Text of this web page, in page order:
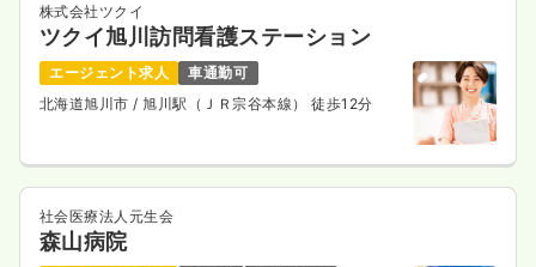
気になる
株式会社ツクイ
ツクイ旭川訪問看護ステーション
エージェント求人
車通勤可
北海道旭川市/ 旭川駅（ＪＲ宗谷本線） 徒歩12分
社会医療法人元生会
森山病院